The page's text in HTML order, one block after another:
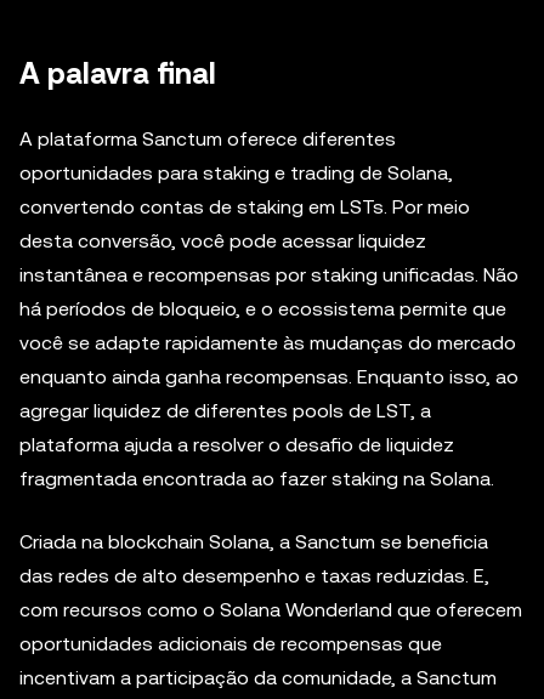
A palavra final
A plataforma Sanctum oferece diferentes
oportunidades para staking e trading de Solana,
convertendo contas de staking em LSTs. Por meio
desta conversão, você pode acessar liquidez
instantânea e recompensas por staking unificadas. Não
há períodos de bloqueio, e o ecossistema permite que
você se adapte rapidamente às mudanças do mercado
enquanto ainda ganha recompensas. Enquanto isso, ao
agregar liquidez de diferentes pools de LST, a
plataforma ajuda a resolver o desafio de liquidez
fragmentada encontrada ao fazer staking na Solana.
Criada na blockchain Solana, a Sanctum se beneficia
das redes de alto desempenho e taxas reduzidas. E,
com recursos como o Solana Wonderland que oferecem
oportunidades adicionais de recompensas que
incentivam a participação da comunidade, a Sanctum